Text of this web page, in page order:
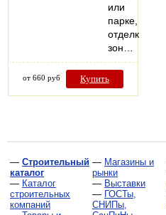
или
парке,
отделке
зон…
от 660 руб Купить
— Строительный
каталог
— Каталог
строительных
компаний
— Магазины и
рынки
— Выставки
— ГОСТы,
СНИПы,